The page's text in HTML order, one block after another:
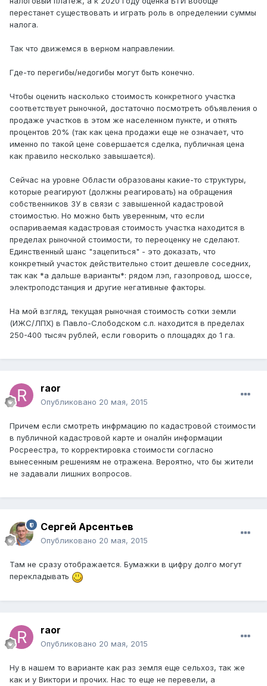
перестанет существовать и играть роль в определении суммы
налога.
Так что движемся в верном направлении.
Где-то перегибы/недогибы могут быть конечно.
Чтобы оценить насколько стоимость конкретного участка
соответствует рыночной, достаточно посмотреть объявления о
продаже участков в этом же населенном пункте, и отнять
процентов 20% (так как цена продажи еще не означает, что
именно по такой цене совершается сделка, публичная цена
как правило несколько завышается).
Сейчас на уровне Области образованы какие-то структуры,
которые реагируют (должны реагировать) на обращения
собственников ЗУ в связи с завышенной кадастровой
стоимостью. Но можно быть уверенным, что если
оспариваемая кадастровая стоимость участка находится в
пределах рыночной стоимости, то переоценку не сделают.
Единственный шанс "зацепиться" - это доказать, что
конкретный участок действительно стоит дешевле соседних,
так как *а дальше варианты*: рядом лэп, газопровод, шоссе,
электроподстанция и другие негативные факторы.
На мой взгляд, текущая рыночная стоимость сотки земли
(ИЖС/ЛПХ) в Павло-Слободском с.п. находится в пределах
250-400 тысяч рублей, если говорить о площадях до 1 га.
raor
Опубликовано 20 мая, 2015
Причем если смотреть инфрмацию по кадастровой стоимости
в публичной кадастровой карте и оналйн информации
Росреестра, то корректировка стоимости согласно
вынесенным решениям не отражена. Вероятно, что бы жители
не задавали лишних вопросов.
Сергей Арсентьев
Опубликовано 20 мая, 2015
Там не сразу отображается. Бумажки в цифру долго могут
перекладывать
raor
Опубликовано 20 мая, 2015
Ну в нашем то варианте как раз земля еще сельхоз, так же
как и у Виктори и прочих. Нас то еще не перевели, а